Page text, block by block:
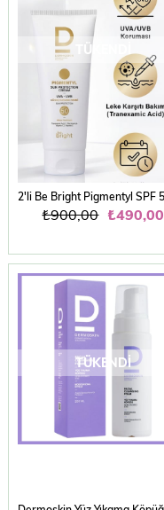
TÜKENDI
₺490,00
₺900,00
TÜKENDI